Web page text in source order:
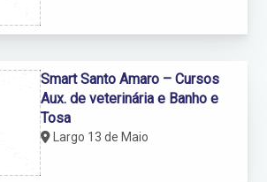
Largo 13 de Maio
Smart Santo Amaro – Cursos
Aux. de veterinária e Banho e
Tosa